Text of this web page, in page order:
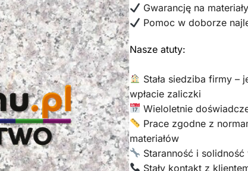
Gwarancję na
Pomoc w doborze
Nasze atuty:
Stała siedziba firmy –
wpłacie zaliczki
Wieloletnie
Prace zgodne z
materiałów
Staranność i solidność
Stały kontakt z